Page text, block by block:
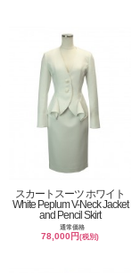
スカートスーツ ホワイト
White Peplum V-Neck Jacket
and Pencil Skirt
通常価格
78,000円(税別)